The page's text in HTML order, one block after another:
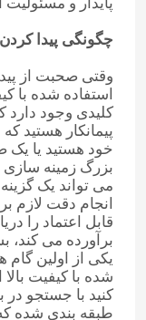
پمپ هیدرولیک
گیربکس
موتور کوبوتا
موتور یانمار
موتور ایسوزو
چگونگی پیدا کردن
وقتی صحبت از
استفاده شده با
کلیدی وجود دارد
پیمانکار هستید
خود هستید یا
بزرگ زمینه
می تواند یک
انجام دقت لازم
قابل اعتماد را
برآورده می کند،
یکی از اولین گام
شده با کیفیت
کنید با جستجو در
طبقه بندی شده